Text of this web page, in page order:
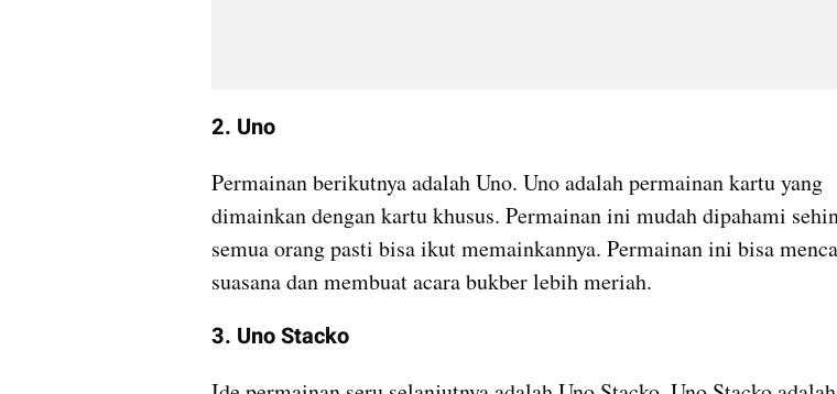
2. Uno
Permainan berikutnya adalah Uno. Uno adalah permainan kartu yang
dimainkan dengan kartu khusus. Permainan ini mudah dipahami
semua orang pasti bisa ikut memainkannya. Permainan ini bisa
suasana dan membuat acara bukber lebih meriah.
3. Uno Stacko